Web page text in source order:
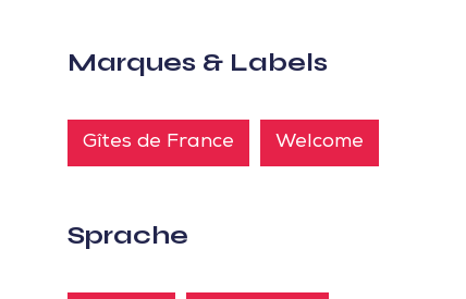
Marques & Labels
Gîtes de France Welcome
Sprache